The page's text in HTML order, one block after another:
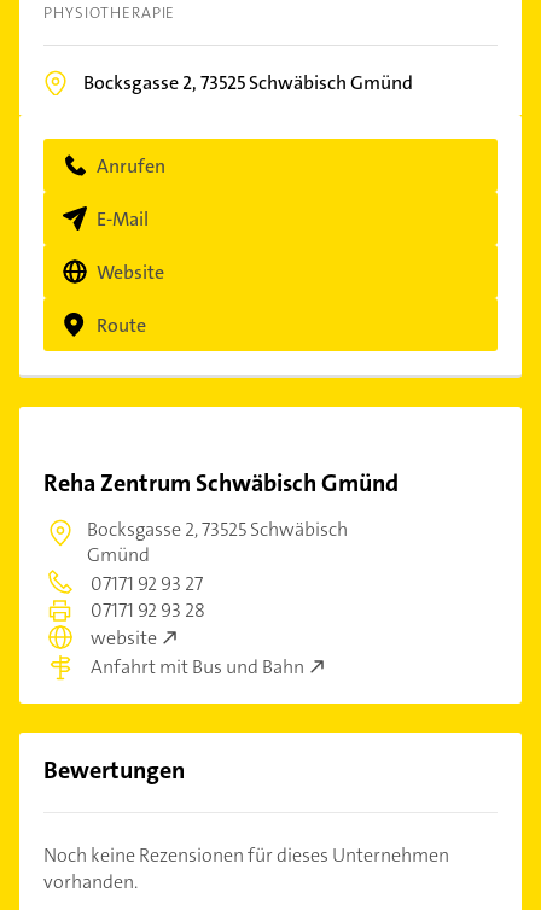
PHYSIOTHERAPIE
Bocksgasse 2,73525Schwäbisch Gmünd
Anrufen
E-Mail
Website
Route
Reha Zentrum Schwäbisch Gmünd
Bocksgasse 2,73525 Schwäbisch
Gmünd
07171 92 93 27
07171 92 93 28
website
Anfahrt mit Bus und Bahn
Bewertungen
Noch keine Rezensionen für dieses Unternehmen
vorhanden.